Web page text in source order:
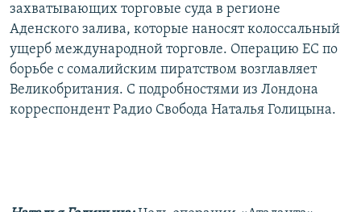
Все сайты РСЕ/РС
захватывающих торговые суда в регионе
Аденского залива, которые наносят колоссальный
ущерб международной торговле. Операцию ЕС по
борьбе с сомалийским пиратством возглавляет
Великобритания. С подробностями из Лондона
корреспондент Радио Свобода Наталья Голицына.